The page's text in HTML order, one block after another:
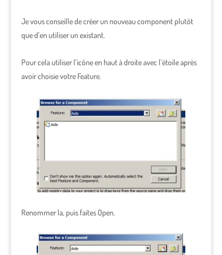
Je vous conseille de créer un nouveau component plutôt
que d’en utiliser un existant.
Pour cela utiliser l’icône en haut à droite avec l’étoile après
avoir choisie votre Feature.
Renommer la, puis faites Open.